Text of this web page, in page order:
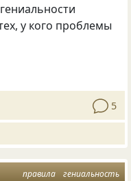
у кого проблемы
5
правила гениальность